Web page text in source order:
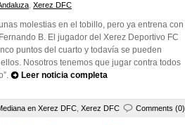
Xerez DFC
molestias en el tobillo, pero ya entrena con
B. El jugador del Xerez Deportivo FC
puntos del cuarto y todavía se pueden
Nosotros tenemos que jugar contra todos
Leer noticia completa
en Xerez DFC Xerez DFC Comments (0)